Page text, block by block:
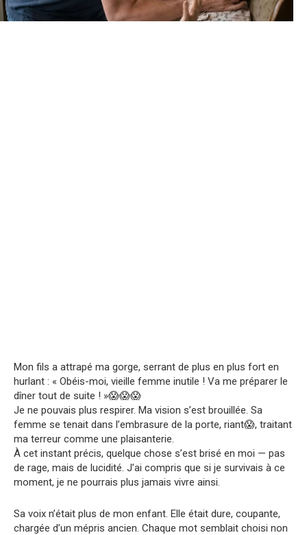
Mon fils a attrapé ma gorge, serrant de plus en plus fort en
hurlant : « Obéis-moi, vieille femme inutile ! Va me préparer le
dîner tout de suite ! »😱😱😱
Je ne pouvais plus respirer. Ma vision s’est brouillée. Sa
femme se tenait dans l’embrasure de la porte, riant😱, traitant
ma terreur comme une plaisanterie.
À cet instant précis, quelque chose s’est brisé en moi — pas
de rage, mais de lucidité. J’ai compris que si je survivais à ce
moment, je ne pourrais plus jamais vivre ainsi.
Sa voix n’était plus de mon enfant. Elle était dure, coupante,
chargée d’un mépris ancien. Chaque mot semblait choisi non